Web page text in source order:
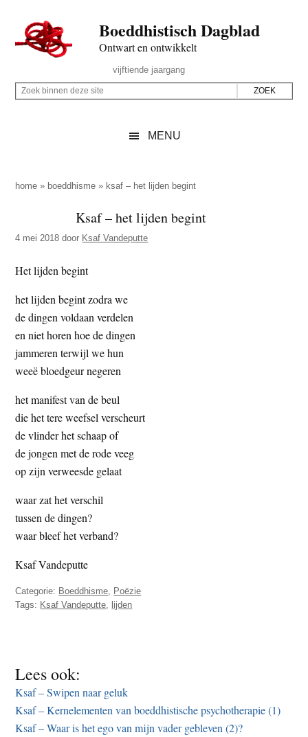
naar
de
inhoud
secondary
naar
de
sidebar
naar
de
Boeddhistisch Dagblad
Ontwart en ontwikkelt
Rechts
vijftiende jaargang
Z
p
z
e
i
t
e
Z
i
e
d
z
e
s
i
t
e
MENU
home » boeddhisme » ksaf – het lijden begint
Ksaf – het lijden begint
4 mei 2018 door Ksaf Vandeputte
Het lijden begint
het lijden begint zodra we
de dingen voldaan verdelen
en niet horen hoe de dingen
jammeren terwijl we hun
weeë bloedgeur negeren
het manifest van de beul
die het tere weefsel verscheurt
de vlinder het schaap of
de jongen met de rode veeg
op zijn verweesde gelaat
waar zat het verschil
tussen de dingen?
waar bleef het verband?
Ksaf Vandeputte
Categorie: Boeddhisme Poëzie
Tags: Ksaf Vandeputte lijden
Lees ook:
Ksaf – Swipen naar geluk
Ksaf – Kernelementen van boeddhistische psychotherapie (1)
Ksaf – Waar is het ego van mijn vader gebleven (2)?